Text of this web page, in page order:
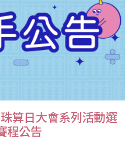
算日大會系列活動選
程公告